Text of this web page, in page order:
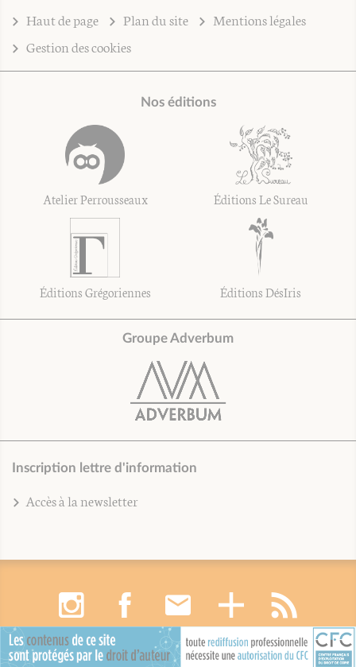
Haut de page Plan du site
Mentions légales
Gestion des cookies
Nos éditions
Atelier Perrousseaux Éditions Le Sureau
Éditions Grégoriennes Éditions DésIris
Groupe Adverbum
Inscription lettre d'information
Accès à la newsletter